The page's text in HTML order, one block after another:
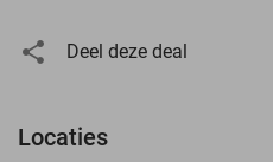
Deel deze deal
Locaties